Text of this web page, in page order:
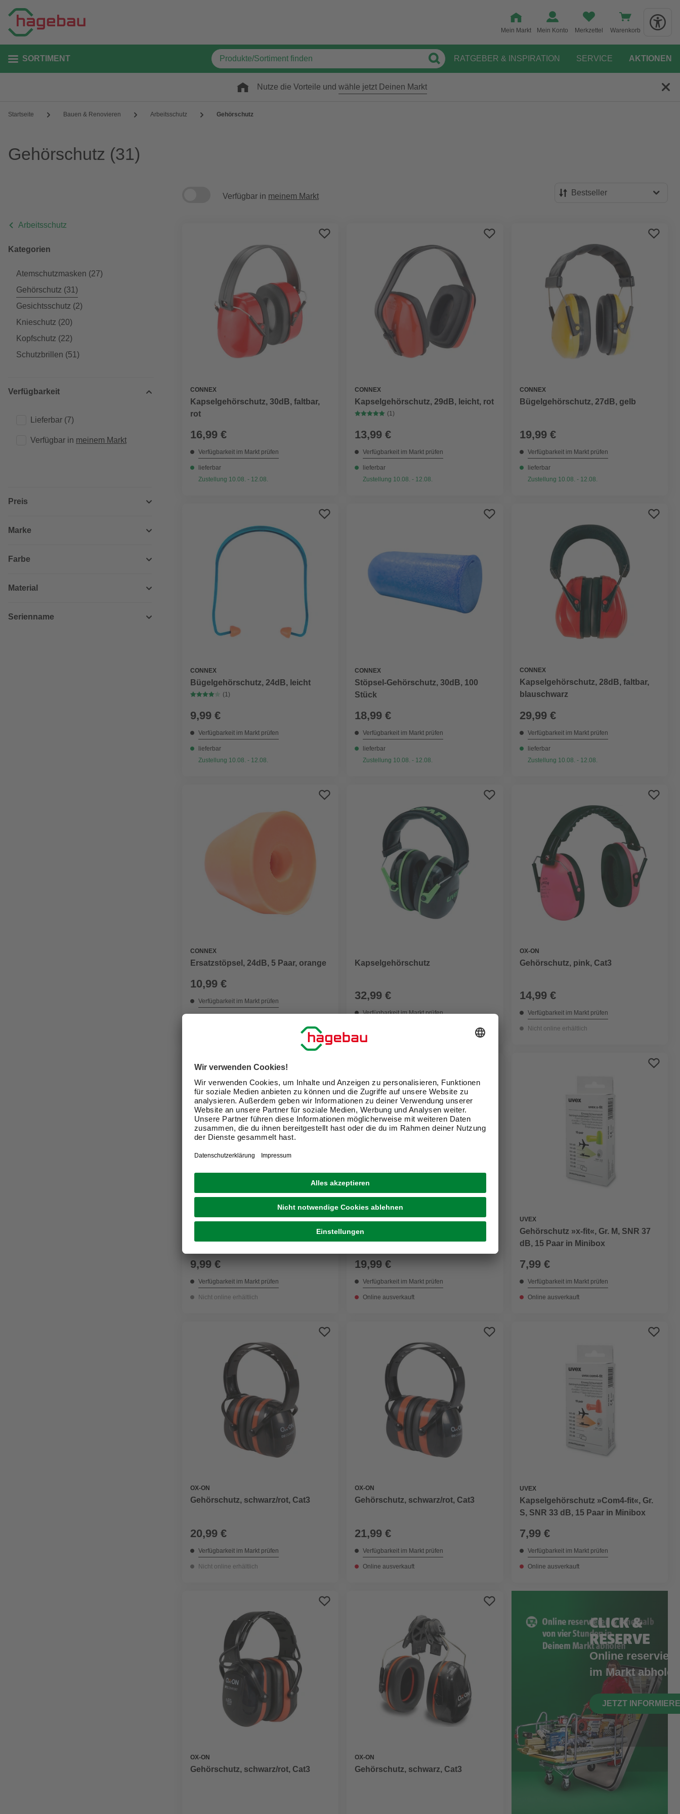
Mein Markt Mein Konto Merkzettel Warenkorb
SORTIMENT RATGEBER & INSPIRATION SERVICE AKTIONEN
Nutze die Vorteile und wähle jetzt Deinen Markt
Startseite Bauen & Renovieren Arbeitsschutz Gehörschutz
Gehörschutz (31)
Arbeitsschutz
Kategorien
Atemschutzmasken (27)
Gehörschutz (31)
Gesichtsschutz (2)
Knieschutz (20)
Kopfschutz (22)
Schutzbrillen (51)
Verfügbarkeit
Lieferbar (7)
Verfügbar in meinem Markt
Preis
Marke
Farbe
Material
Serienname
Verfügbar in meinem Markt Bestseller
Preis absteigend
Bewertung
CONNEX
Kapselgehörschutz, 30dB, faltbar,
rot
16,99 €
Verfügbarkeit im Markt prüfen
lieferbar
Zustellung 10.08. - 12.08.
CONNEX
Kapselgehörschutz, 29dB, leicht, rot
(1)
13,99 €
Verfügbarkeit im Markt prüfen
lieferbar
Zustellung 10.08. - 12.08.
CONNEX
Bügelgehörschutz, 27dB, gelb
19,99 €
Verfügbarkeit im Markt prüfen
lieferbar
Zustellung 10.08. - 12.08.
CONNEX
Bügelgehörschutz, 24dB, leicht
(1)
9,99 €
Verfügbarkeit im Markt prüfen
lieferbar
Zustellung 10.08. - 12.08.
CONNEX
Stöpsel-Gehörschutz, 30dB, 100
Stück
18,99 €
Verfügbarkeit im Markt prüfen
lieferbar
Zustellung 10.08. - 12.08.
CONNEX
Kapselgehörschutz, 28dB, faltbar,
blauschwarz
29,99 €
Verfügbarkeit im Markt prüfen
lieferbar
Zustellung 10.08. - 12.08.
CONNEX
Ersatzstöpsel, 24dB, 5 Paar, orange
10,99 €
Verfügbarkeit im Markt prüfen
Kapselgehörschutz
32,99 €
Verfügbarkeit im Markt prüfen
OX-ON
Gehörschutz, pink, Cat3
14,99 €
Verfügbarkeit im Markt prüfen
Nicht online erhältlich
GO/ON!
Arbeitsschutz-Set, rot/schwarz/weiß
9,99 €
Verfügbarkeit im Markt prüfen
Nicht online erhältlich
OX-ON
Gehörschutz, schwarz/rot, Cat3
19,99 €
Verfügbarkeit im Markt prüfen
Online ausverkauft
UVEX
Gehörschutz »x-fit«, Gr. M, SNR 37
dB, 15 Paar in Minibox
7,99 €
Verfügbarkeit im Markt prüfen
Online ausverkauft
OX-ON
Gehörschutz, schwarz/rot, Cat3
20,99 €
Verfügbarkeit im Markt prüfen
Nicht online erhältlich
OX-ON
Gehörschutz, schwarz/rot, Cat3
21,99 €
Verfügbarkeit im Markt prüfen
Online ausverkauft
UVEX
Kapselgehörschutz »Com4-fit«, Gr.
S, SNR 33 dB, 15 Paar in Minibox
7,99 €
Verfügbarkeit im Markt prüfen
Online ausverkauft
OX-ON
Gehörschutz, schwarz/rot, Cat3
OX-ON
Gehörschutz, schwarz, Cat3
CLICK &
RESERVE
Online
im Markt abholen
JETZT